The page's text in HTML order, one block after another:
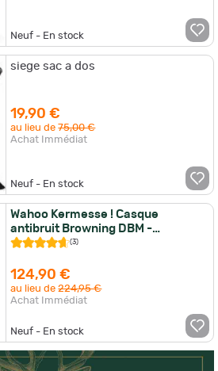
Neuf - En stock
siege sac a dos
19,90 €
au lieu de75,00 €
Achat Immédiat
Neuf - En stock
Wahoo Kermesse ! Casque
antibruit Browning DBM -
Bluetooth (3)
124,90 €
au lieu de224,95 €
Achat Immédiat
Neuf - En stock